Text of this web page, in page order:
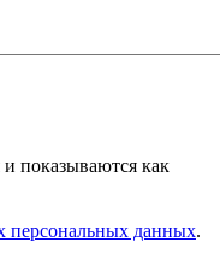
показываются как
персональных данных.